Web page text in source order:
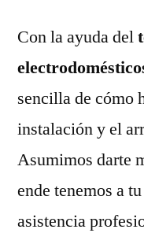
Con la ayuda del
sencilla de cómo
instalación y el
Asumimos darte
ende tenemos a
asistencia